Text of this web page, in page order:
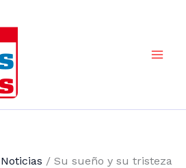
Noticias Su sueño y su tristeza